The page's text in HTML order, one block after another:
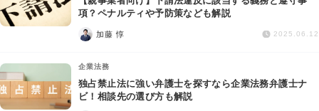
項？ペナルティや予防策なども解説
加藤 惇 2025.06.12
企業法務
独占禁止法に強い弁護士を探すなら企業法務弁護士ナ
ビ！相談先の選び方も解説